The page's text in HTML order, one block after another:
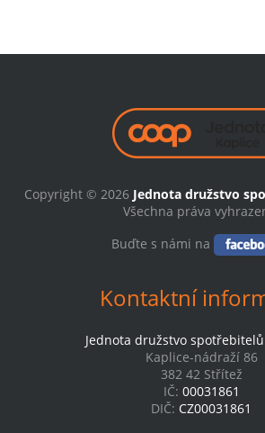
Copyright © 2026 Jednota družstvo
Všechna práva
Buďte s námi na
Kontaktní
Jednota družstvo
Kaplice-nádraží 86
382 42 Střítež
IČ: 00031861
DIČ: CZ00031861